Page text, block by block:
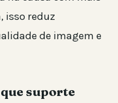
isso reduz
de imagem e
suporte